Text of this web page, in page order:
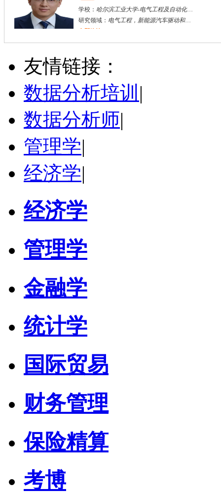
学校： 哈尔滨工业大学-电气工程及自动化学院
研究领域： 电气工程，新能源汽车驱动和充电
立即咨询
何斌锋 苏州市
其他
学校：南京大学
立即咨询
友情链接：
数据分析培训 |
数据分析师|
管理学|
经济学|
经济学
管理学
金融学
统计学
国际贸易
财务管理
保险精算
考博